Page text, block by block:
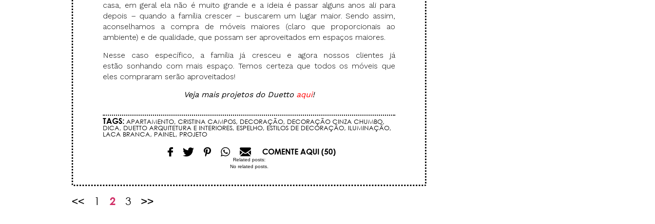
casa, em geral ela não é muito grande e a ideia é passar alguns anos ali para
depois – quando a família crescer – buscarem um lugar maior. Sendo assim,
aconselhamos a compra de móveis maiores (claro que proporcionais ao
ambiente) e de qualidade, que possam ser aproveitados em espaços maiores.
Nesse caso específico, a família já cresceu e agora nossos clientes já
estão sonhando com mais espaço. Temos certeza que todos os móveis que
eles compraram serão aproveitados!
Veja mais projetos do Duetto aqui!
TAGS: APARTAMENTO, CRISTINA CAMPOS, DECORAÇÃO, DECORAÇÃO CINZA CHUMBO,
DICA, DUETTO ARQUITETURA E INTERIORES, ESPELHO, ESTILOS DE DECORAÇÃO, ILUMINAÇÃO,
LACA BRANCA, PAINEL , PROJETO
COMENTE AQUI (50)
Related posts:
No related posts.
<< 1 2 3 >>